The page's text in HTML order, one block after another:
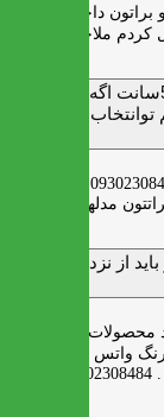
داخل واتس اپ
میزتلویزیون 180تا2مترلاارتغاع 50سانت اگه
راحت‌تر
از نزدیک دید
محصولات زیاد و فضای
واتس اپ به شماره
09302308484 پیام بدید .